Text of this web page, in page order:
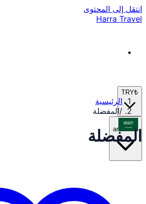
انتقل إلى المحتوى
Harra Travel
₺
TRY
ar
الرئيسية
/المفضلة
المفضلة